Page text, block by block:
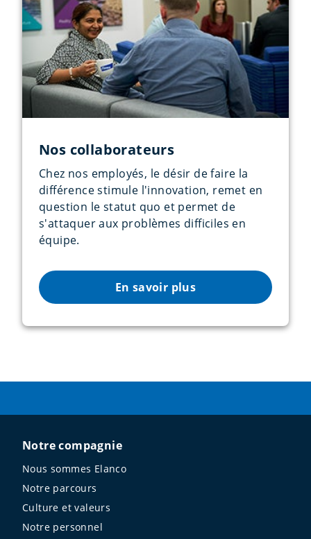
Nos collaborateurs
Chez nos employés, le désir de faire la
différence stimule l'innovation, remet en
question le statut quo et permet de
s'attaquer aux problèmes difficiles en
équipe.
En savoir plus
Notre compagnie
Nous sommes Elanco
Notre parcours
Culture et valeurs
Notre personnel